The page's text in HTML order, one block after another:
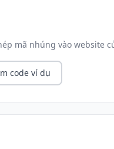
mã nhúng vào website
code ví dụ